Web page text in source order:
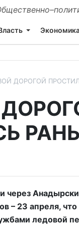
ДОРОГОЙ
через
– 23 апреля,
ледовой